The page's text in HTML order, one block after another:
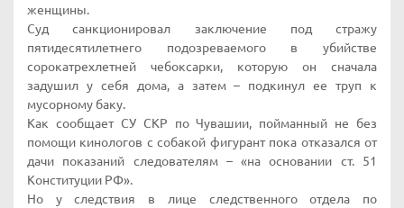
женщины.
Суд санкционировал заключение под стражу
пятидесятилетнего подозреваемого в убийстве
сорокатрехлетней чебоксарки, которую он сначала
задушил у себя дома, а затем – подкинул ее труп к
мусорному баку.
Как сообщает СУ СКР по Чувашии, пойманный не без
помощи кинологов с собакой фигурант пока отказался от
дачи показаний следователям – «на основании ст. 51
Конституции РФ».
Но у следствия в лице следственного отдела по